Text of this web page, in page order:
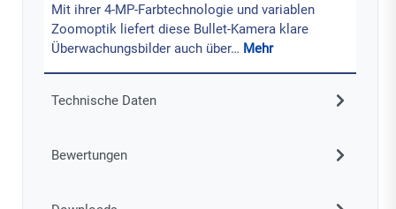
Mit ihrer 4-MP-Farbtechnologie und variablen
Zoomoptik liefert diese Bullet-Kamera klare
Überwachungsbilder auch über… Mehr
Technische Daten
Bewertungen